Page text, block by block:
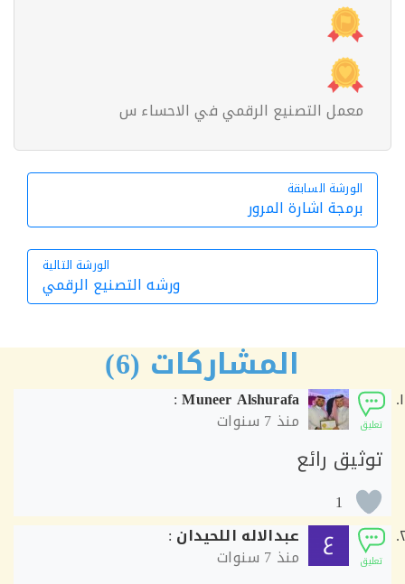
معمل التصنيع الرقمي في الاحساء س
الورشة السابقة
الورشة السابقة
برمجة اشارة المرور
الورشة التالية
الورشة
ورشه التصنيع الرقمي
المشاركات (6)
Muneer Alshurafa
:
منذ7 سنوات
رائع
1
عبدالاله اللحيدان:
منذ